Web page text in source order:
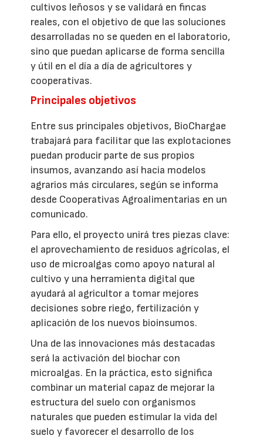
cultivos leñosos y se validará en fincas
reales, con el objetivo de que las soluciones
desarrolladas no se queden en el laboratorio,
sino que puedan aplicarse de forma sencilla
y útil en el día a día de agricultores y
cooperativas.
Principales objetivos
Entre sus principales objetivos, BioChargae
trabajará para facilitar que las explotaciones
puedan producir parte de sus propios
insumos, avanzando así hacia modelos
agrarios más circulares, según se informa
desde Cooperativas Agroalimentarias en un
comunicado.
Para ello, el proyecto unirá tres piezas clave:
el aprovechamiento de residuos agrícolas, el
uso de microalgas como apoyo natural al
cultivo y una herramienta digital que
ayudará al agricultor a tomar mejores
decisiones sobre riego, fertilización y
aplicación de los nuevos bioinsumos.
Una de las innovaciones más destacadas
será la activación del biochar con
microalgas. En la práctica, esto significa
combinar un material capaz de mejorar la
estructura del suelo con organismos
naturales que pueden estimular la vida del
suelo y favorecer el desarrollo de los